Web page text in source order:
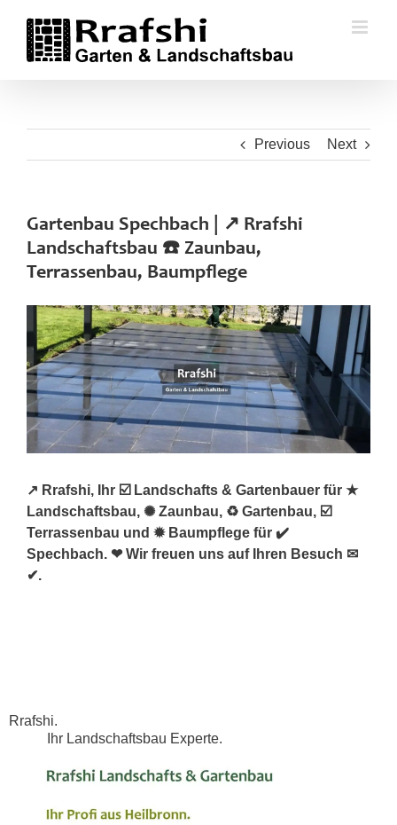
content
Previous Next
Gartenbau Spechbach | ↗️ Rrafshi
Landschaftsbau ☎️ Zaunbau,
Terrassenbau, Baumpflege
↗️ Rrafshi, Ihr ☑️ Landschafts & Gartenbauer für ★
Landschaftsbau, ✺ Zaunbau, ♻ Gartenbau, ☑️
Terrassenbau und ✹ Baumpflege für ✔️
Spechbach. ❤ Wir freuen uns auf Ihren Besuch ✉
✔.
Rrafshi.
Ihr Landschaftsbau Experte.